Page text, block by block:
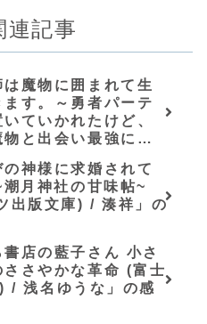
連記事
は魔物に囲まれて生
ます。～勇者パーテ
いていかれたけど、
物と出会い最強にな
の感想
の神様に求婚されて
月神社の甘味帖~
出版文庫) / 湊祥」の
書店の藍子さん 小さ
ささやかな革命 (富士
/ 浅名ゆうな」の感